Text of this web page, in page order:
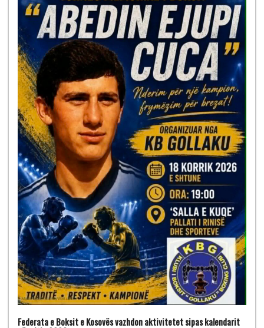
Federata e Boksit e Kosovës vazhdon aktivitetet sipas kalendarit